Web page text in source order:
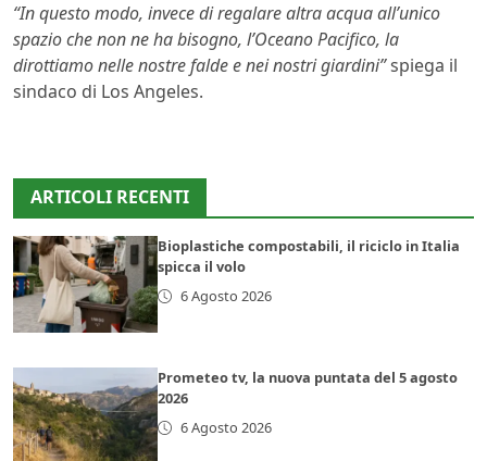
“In questo modo, invece di regalare altra acqua all’unico
spazio che non ne ha bisogno, l’Oceano Pacifico, la
dirottiamo nelle nostre falde e nei nostri giardini”spiega il
sindaco di Los Angeles.
ARTICOLI RECENTI
Bioplastiche compostabili, il riciclo in Italia
spicca il volo
6 Agosto 2026
Prometeo tv, la nuova puntata del 5 agosto
2026
6 Agosto 2026